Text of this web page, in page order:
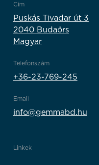
Cím
Puskás Tivadar út 3
2040 Budaörs
Magyar
Telefonszám
+36-23-769-245
Email
info@gemmabd.hu
Linkek